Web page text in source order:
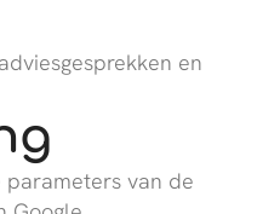
en
van de